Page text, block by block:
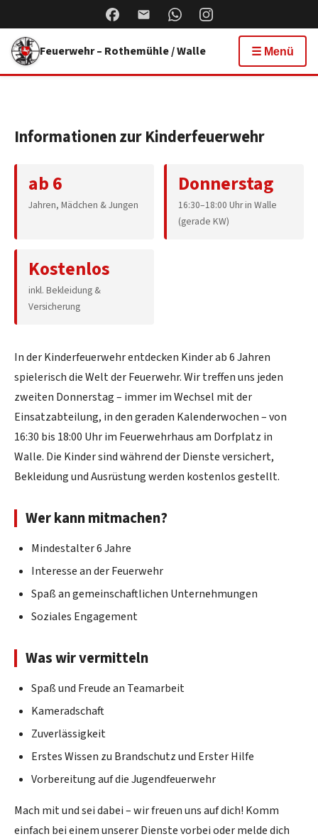
Feuerwehr – Rothemühle / Walle ☰ Menü
Informationen zur Kinderfeuerwehr
ab 6
Jahren, Mädchen & Jungen
Donnerstag
16:30–18:00 Uhr in Walle
(gerade KW)
Kostenlos
inkl. Bekleidung &
Versicherung
In der Kinderfeuerwehr entdecken Kinder ab 6 Jahren
spielerisch die Welt der Feuerwehr. Wir treffen uns jeden
zweiten Donnerstag – immer im Wechsel mit der
Einsatzabteilung, in den geraden Kalenderwochen – von
16:30 bis 18:00 Uhr im Feuerwehrhaus am Dorfplatz in
Walle. Die Kinder sind während der Dienste versichert,
Bekleidung und Ausrüstung werden kostenlos gestellt.
Wer kann mitmachen?
Mindestalter 6 Jahre
Interesse an der Feuerwehr
Spaß an gemeinschaftlichen Unternehmungen
Soziales Engagement
Was wir vermitteln
Spaß und Freude an Teamarbeit
Kameradschaft
Zuverlässigkeit
Erstes Wissen zu Brandschutz und Erster Hilfe
Vorbereitung auf die Jugendfeuerwehr
Mach mit und sei dabei – wir freuen uns auf dich! Komm
einfach bei einem unserer Dienste vorbei oder melde dich